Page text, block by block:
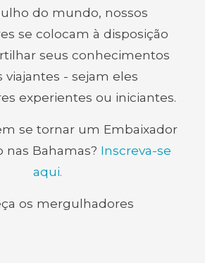
do mundo, nossos
se colocam à disposição
seus conhecimentos
viajantes - sejam eles
experientes ou iniciantes.
se tornar um Embaixador
Bahamas? Inscreva-se
aqui.
os mergulhadores